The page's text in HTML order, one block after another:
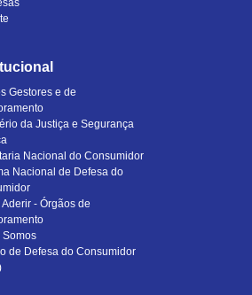
Gestores e de
da Justiça e Segurança
Nacional do Consumidor
Nacional de Defesa do
- Órgãos de
Somos
de Defesa do Consumidor